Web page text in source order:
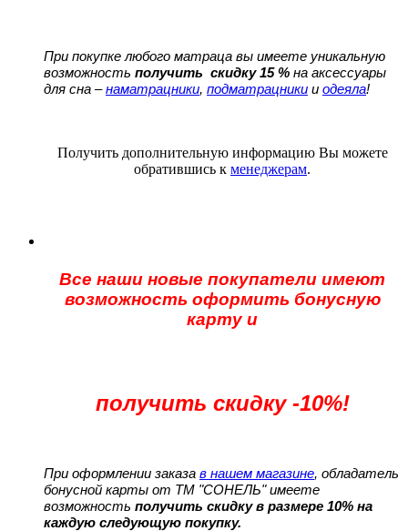
При покупке любого матраца вы имеете уникальную
возможность получить скидку 15 % на аксессуары
для сна –наматрацники, подматрацники и одеяла!
Получить дополнительную информацию Вы можете
обратившись к менеджерам.
Все наши новые покупатели имеют
возможность оформить бонусную
карту и
получить скидку -10%!
При оформлении заказа в нашем магазине, обладатель
бонусной карты от ТМ "СОНЕЛЬ" имеете
возможность получить скидку в размере 10% на
каждую следующую покупку.